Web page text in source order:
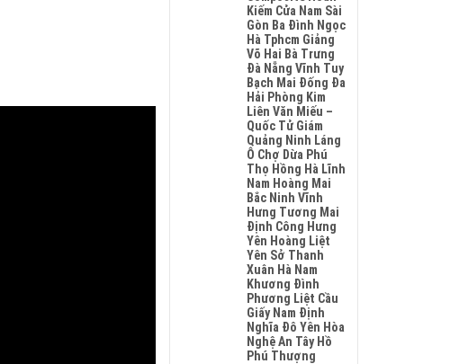
Nhiêu
1m2
Tại
Hà
Nội
Phú
Thọ
Thanh
Xuân
Gia
Lâm
Hoài
Đức
Bắc
Ninh
Sóc
Sơn
Hải
Phòng
Đông
Anh
Quảng
Ninh
Nghệ
An
An
Toàn
Cho
Sức
Khỏe
Cao
Su
Hà
Nội
Phú
Thọ
Đà
Nẵng
Hải
Phòng
Ninh
Bình
Kiếm Cửa Nam Sài
Gòn Ba Đình Ngọc
Hà Tphcm Giảng
Võ Hai Bà Trưng
Đà Nẵng Vĩnh Tuy
Bạch Mai Đống Đa
Hải Phòng Kim
Liên Văn Miếu –
Quốc Tử Giám
Quảng Ninh Láng
Ô Chợ Dừa Phú
Thọ Hồng Hà Lĩnh
Nam Hoàng Mai
Bắc Ninh Vĩnh
Hưng Tương Mai
Định Công Hưng
Yên Hoàng Liệt
Yên Sở Thanh
Xuân Hà Nam
Khương Đình
Phương Liệt Cầu
Giấy Nam Định
Nghĩa Đô Yên Hòa
Nghệ An Tây Hồ
Phú Thượng